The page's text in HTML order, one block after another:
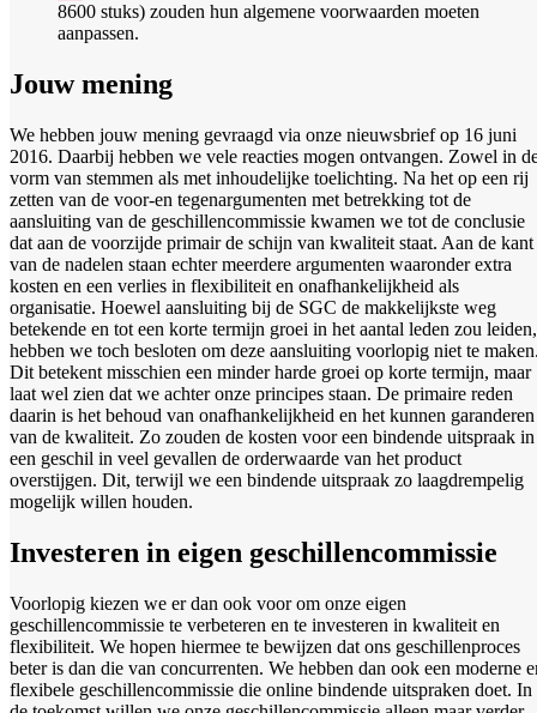
8600 stuks) zouden hun algemene voorwaarden moeten
aanpassen.
Jouw mening
We hebben jouw mening gevraagd via onze nieuwsbrief op 16 juni
2016. Daarbij hebben we vele reacties mogen ontvangen. Zowel in
vorm van stemmen als met inhoudelijke toelichting. Na het op een rij
zetten van de voor-en tegenargumenten met betrekking tot de
aansluiting van de geschillencommissie kwamen we tot de conclusie
dat aan de voorzijde primair de schijn van kwaliteit staat. Aan de kant
van de nadelen staan echter meerdere argumenten waaronder extra
kosten en een verlies in flexibiliteit en onafhankelijkheid als
organisatie. Hoewel aansluiting bij de SGC de makkelijkste weg
betekende en tot een korte termijn groei in het aantal leden zou leiden,
hebben we toch besloten om deze aansluiting voorlopig niet te
Dit betekent misschien een minder harde groei op korte termijn, maar
laat wel zien dat we achter onze principes staan. De primaire reden
daarin is het behoud van onafhankelijkheid en het kunnen garanderen
van de kwaliteit. Zo zouden de kosten voor een bindende uitspraak in
een geschil in veel gevallen de orderwaarde van het product
overstijgen. Dit, terwijl we een bindende uitspraak zo laagdrempelig
mogelijk willen houden.
Investeren in eigen geschillencommissie
Voorlopig kiezen we er dan ook voor om onze eigen
geschillencommissie te verbeteren en te investeren in kwaliteit en
flexibiliteit. We hopen hiermee te bewijzen dat ons geschillenproces
beter is dan die van concurrenten. We hebben dan ook een moderne
flexibele geschillencommissie die online bindende uitspraken doet. In